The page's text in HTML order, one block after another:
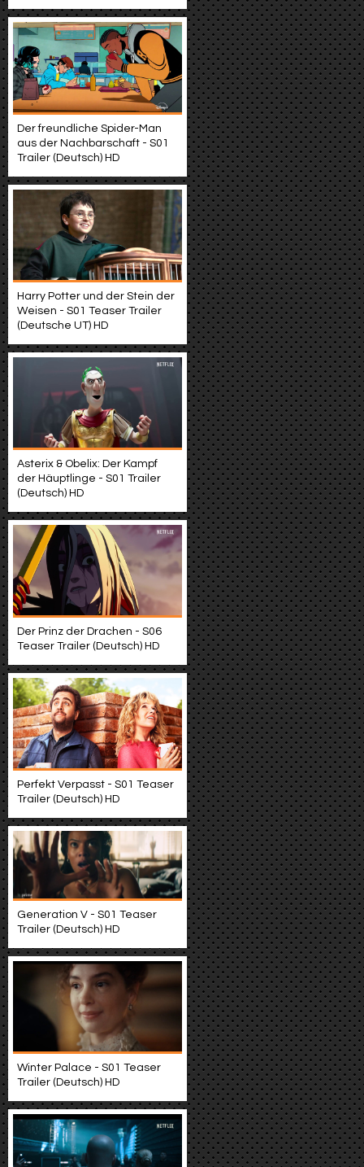
Der freundliche Spider-Man
aus der Nachbarschaft - S01
Trailer (Deutsch) HD
Harry Potter und der Stein der
Weisen - S01 Teaser Trailer
(Deutsche UT) HD
Asterix & Obelix: Der Kampf
der Häuptlinge - S01 Trailer
(Deutsch) HD
Der Prinz der Drachen - S06
Teaser Trailer (Deutsch) HD
Perfekt Verpasst - S01 Teaser
Trailer (Deutsch) HD
Generation V - S01 Teaser
Trailer (Deutsch) HD
Winter Palace - S01 Teaser
Trailer (Deutsch) HD